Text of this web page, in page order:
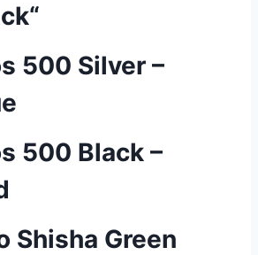
500 Silver –
500 Black –
Shisha Green